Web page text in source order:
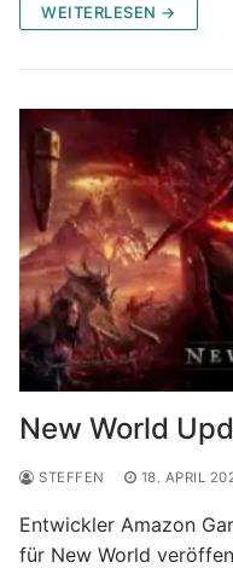
WEITERLESEN →
New World
STEFFEN 18. APRIL
Entwickler Amazon
für New World